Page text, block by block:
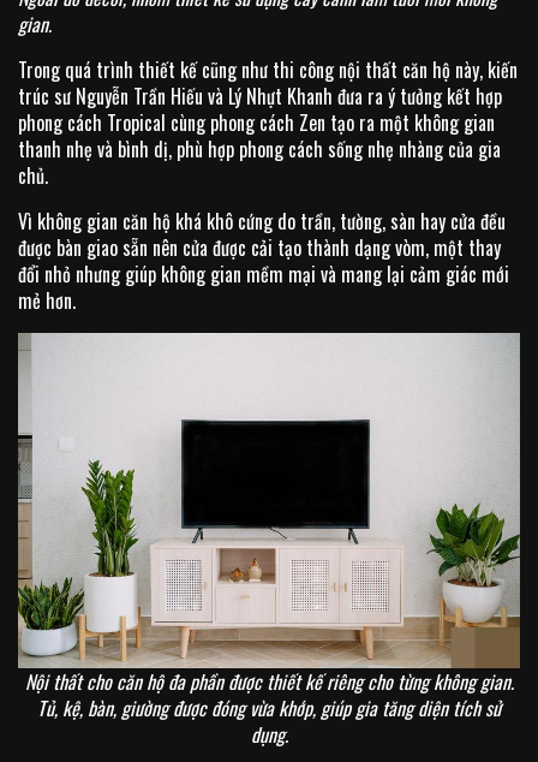
gian.
Trong quá trình thiết kế cũng như thi công nội thất căn hộ này, kiến
trúc sư Nguyễn Trần Hiếu và Lý Nhựt Khanh đưa ra ý tưởng kết hợp
phong cách Tropical cùng phong cách Zen tạo ra một không gian
thanh nhẹ và bình dị, phù hợp phong cách sống nhẹ nhàng của gia
chủ.
Vì không gian căn hộ khá khô cứng do trần, tường, sàn hay cửa đều
được bàn giao sẵn nên cửa được cải tạo thành dạng vòm, một thay
đổi nhỏ nhưng giúp không gian mềm mại và mang lại cảm giác mới
mẻ hơn.
Nội thất cho căn hộ đa phần được thiết kế riêng cho từng không gian.
Tủ, kệ, bàn, giường được đóng vừa khớp, giúp gia tăng diện tích sử
dụng.